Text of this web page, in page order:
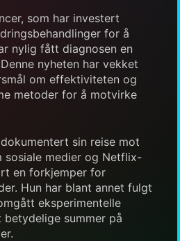
som har investert
for å
nylig fått diagnosen en
nyheten har vekket
om effektiviteten og
metoder for å motvirke
sin reise mot
sosiale medier og Netflix-
en forkjemper for
Hun har blant annet fulgt
eksperimentelle
summer på